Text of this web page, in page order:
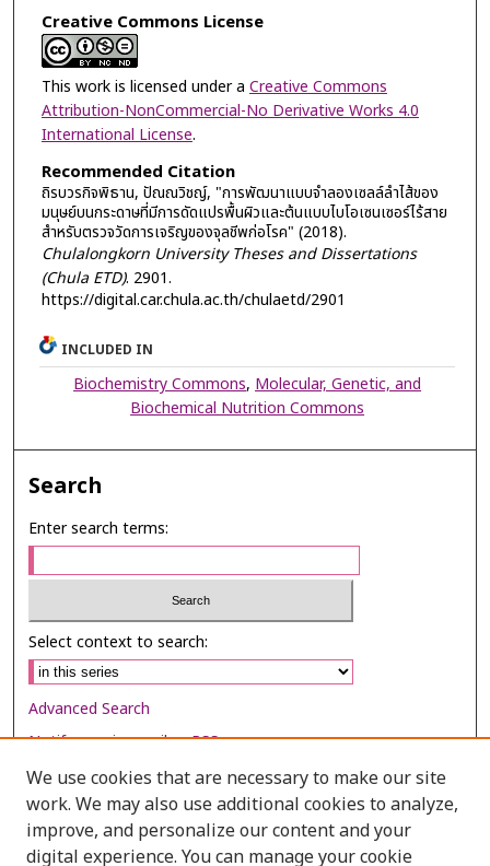
Creative Commons License
This work is licensed under a Creative Commons
Attribution-NonCommercial-No Derivative Works 4.0
International License.
Recommended Citation
ถิรบวรกิจพิธาน, ปัณณวิชญ์, "การพัฒนาแบบจำลองเซลล์ลำไส้ของ
มนุษย์บนกระดาษที่มีการดัดแปรพื้นผิวและต้นแบบไบโอเซนเซอร์ไร้สาย
สำหรับตรวจวัดการเจริญของจุลชีพก่อโรค" (2018).
Chulalongkorn University Theses and Dissertations
(Chula ETD). 2901.
https://digital.car.chula.ac.th/chulaetd/2901
INCLUDED IN
Biochemistry Commons, Molecular, Genetic, and
Biochemical Nutrition Commons
Search
Enter search terms:
Select context to search:
Advanced Search
Notify me via email orRSS
Browse
Collections
Disciplines
We use cookies that are necessary to make our site
work. We may also use additional cookies to analyze,
improve, and personalize our content and your
digital experience. You can manage your cookie